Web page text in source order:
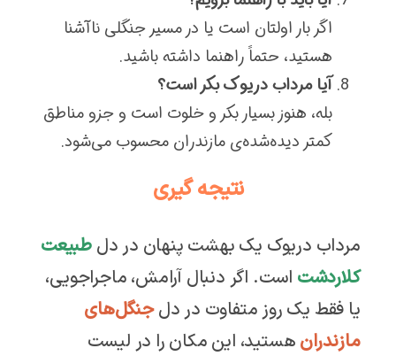
اگر بار اولتان است یا در مسیر جنگلی ناآشنا
هستید، حتماً راهنما داشته باشید.
آیا مرداب دریوک بکر است؟
بله، هنوز بسیار بکر و خلوت است و جزو مناطق
کمتر دیده‌شده‌ی مازندران محسوب می‌شود.
نتیجه گیری
مرداب دریوک یک بهشت پنهان در دلطبیعت
کلاردشت است. اگر دنبال آرامش، ماجراجویی،
یا فقط یک روز متفاوت در دلجنگل‌های
مازندران هستید، این مکان را در لیست